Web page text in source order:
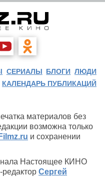
СЕРИАЛЫ БЛОГИ ЛЮДИ
КАЛЕНДАРЬ ПУБЛИКАЦИЙ
материалов без
возможна только
Filmz.ru и сохранении
Настоящее КИНО
Сергей